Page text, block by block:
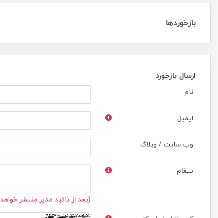
بازخوردها
ارسال بازخورد
نام
ایمیل
وب سایت / وبلاگ
پیغام
(بعد از تائید مدیر منتشر